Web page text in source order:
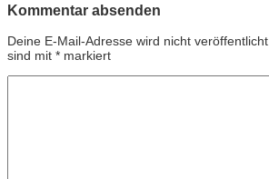
Kommentar absenden
Deine E-Mail-Adresse wird nicht veröffentlicht.
sind mit * markiert